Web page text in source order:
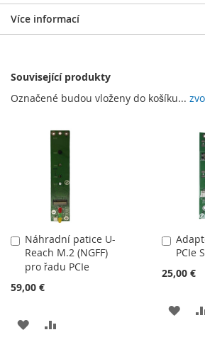
Více informací
Související produkty
Označené budou vloženy do košíku...
Náhradní patice U-
Reach M.2 (NGFF)
pro řadu PCIe
59,00 €
Přidat
do
košíku
PŘIDAT
PCIe
25,00 €
Přidat
do
košíku